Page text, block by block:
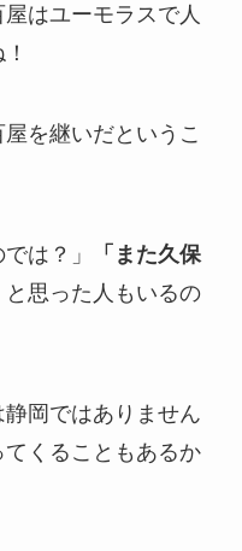
屋はユーモラスで人
を継いだというこ
は？」
「また久保
と思った人もいるの
岡ではありません
くることもあるか